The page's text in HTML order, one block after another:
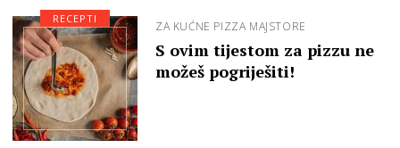
ZA KUĆNE PIZZA MAJSTORE
S ovim tijestom za pizzu ne
možeš pogriješiti!
RECEPTI